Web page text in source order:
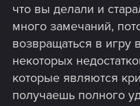
что вы делали и
много замечаний,
возвращаться в игру
некоторых
которые являются
получаешь полного